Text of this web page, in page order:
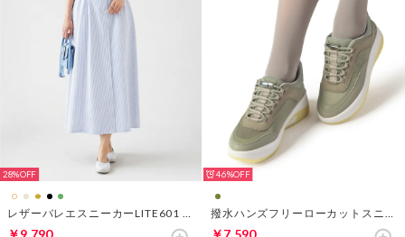
28%
レザーバレエスニーカーLITE601 （ホワイト・パターン）
46%
撥水ハンズフリーローカットスニーカー （カーキ）